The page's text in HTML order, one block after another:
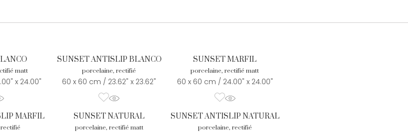
matt
x 24.00"
SUNSET ANTISLIP BLANCO
porcelaine, rectifié
60 x 60 cm / 23.62" x 23.62"
SUNSET MARFIL
porcelaine, rectifié matt
60 x 60 cm / 24.00" x 24.00"
MARFIL SUNSET NATURAL
porcelaine, rectifié matt
SUNSET ANTISLIP NATURAL
porcelaine, rectifié